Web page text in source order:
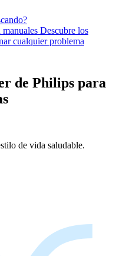
Descubre los
cualquier problema
de Philips para
de vida saludable.